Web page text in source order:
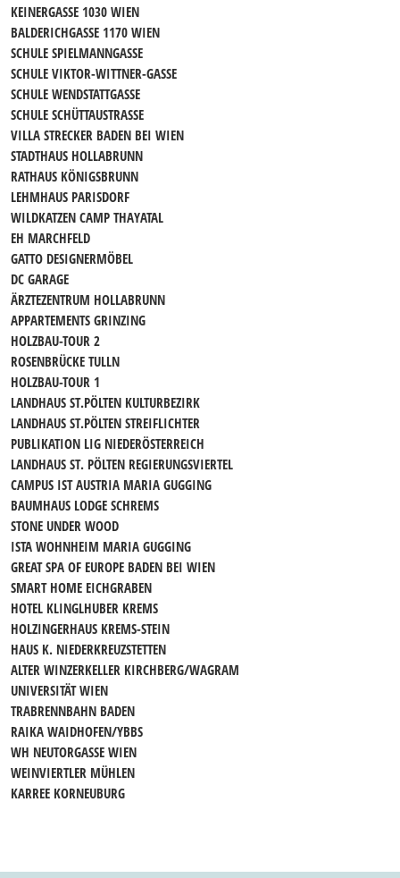
KEINERGASSE 1030 WIEN
BALDERICHGASSE 1170 WIEN
SCHULE SPIELMANNGASSE
SCHULE VIKTOR-WITTNER-GASSE
SCHULE WENDSTATTGASSE
SCHULE SCHÜTTAUSTRASSE
VILLA STRECKER BADEN BEI WIEN
STADTHAUS HOLLABRUNN
RATHAUS KÖNIGSBRUNN
LEHMHAUS PARISDORF
WILDKATZEN CAMP THAYATAL
EH MARCHFELD
GATTO DESIGNERMÖBEL
DC GARAGE
ÄRZTEZENTRUM HOLLABRUNN
APPARTEMENTS GRINZING
HOLZBAU-TOUR 2
ROSENBRÜCKE TULLN
HOLZBAU-TOUR 1
LANDHAUS ST.PÖLTEN KULTURBEZIRK
LANDHAUS ST.PÖLTEN STREIFLICHTER
PUBLIKATION LIG NIEDERÖSTERREICH
LANDHAUS ST. PÖLTEN REGIERUNGSVIERTEL
CAMPUS IST AUSTRIA MARIA GUGGING
BAUMHAUS LODGE SCHREMS
STONE UNDER WOOD
ISTA WOHNHEIM MARIA GUGGING
GREAT SPA OF EUROPE BADEN BEI WIEN
SMART HOME EICHGRABEN
HOTEL KLINGLHUBER KREMS
HOLZINGERHAUS KREMS-STEIN
HAUS K. NIEDERKREUZSTETTEN
ALTER WINZERKELLER KIRCHBERG/WAGRAM
UNIVERSITÄT WIEN
TRABRENNBAHN BADEN
RAIKA WAIDHOFEN/YBBS
WH NEUTORGASSE WIEN
WEINVIERTLER MÜHLEN
KARREE KORNEUBURG